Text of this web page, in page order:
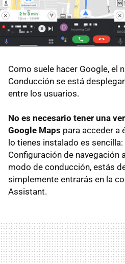
Como suele hacer Google, el
Conducción se está
entre los usuarios.
No es necesario tener una
Google Maps para acceder a
lo tienes instalado es
Configuración de navegación
modo de conducción, estás
simplemente entrarás en la
Assistant.